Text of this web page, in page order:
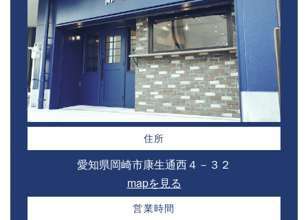
住所
愛知県岡崎市康生通西４－３２⁣
mapを見る
営業時間